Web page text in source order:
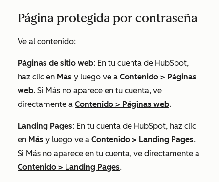
Página protegida por contraseña
Ve al contenido:
Páginas de sitio web: En tu cuenta de HubSpot,
haz clic en Más y luego ve a Contenido > Páginas
web. Si Más no aparece en tu cuenta, ve
directamente a Contenido > Páginas web.
Landing Pages: En tu cuenta de HubSpot, haz clic
en Más y luego ve a Contenido > Landing Pages.
Si Más no aparece en tu cuenta, ve directamente a
Contenido > Landing Pages.